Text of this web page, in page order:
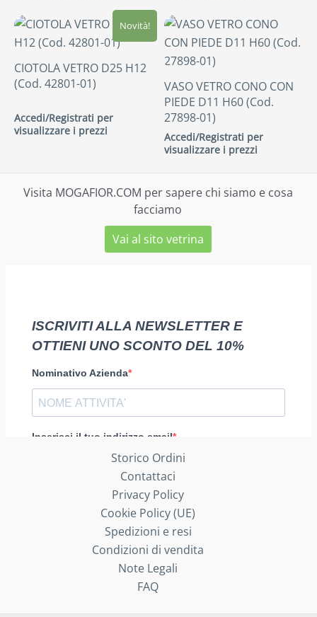
VASO VETRO CONO CON
PIEDE D11 H60 (Cod.
27898-01)
Accedi/Registrati per
visualizzare i prezzi
Novità!
CIOTOLA VETRO D25 H12
(Cod. 42801-01)
Accedi/Registrati per
visualizzare i prezzi
Visita MOGAFIOR.COM per sapere chi siamo e cosa
facciamo
Vai al sito vetrina
Storico Ordini
Contattaci
Privacy Policy
Cookie Policy (UE)
Spedizioni e resi
Condizioni di vendita
Note Legali
FAQ